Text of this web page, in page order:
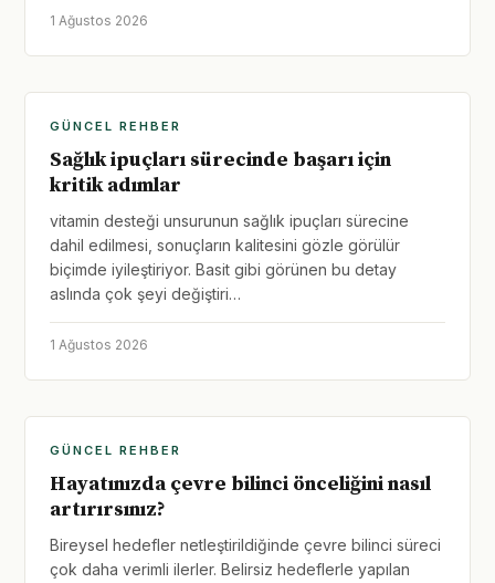
1 Ağustos 2026
GÜNCEL REHBER
Sağlık ipuçları sürecinde başarı için
kritik adımlar
vitamin desteği unsurunun sağlık ipuçları sürecine
dahil edilmesi, sonuçların kalitesini gözle görülür
biçimde iyileştiriyor. Basit gibi görünen bu detay
aslında çok şeyi değiştiri…
1 Ağustos 2026
GÜNCEL REHBER
Hayatınızda çevre bilinci önceliğini nasıl
artırırsınız?
Bireysel hedefler netleştirildiğinde çevre bilinci süreci
çok daha verimli ilerler. Belirsiz hedeflerle yapılan